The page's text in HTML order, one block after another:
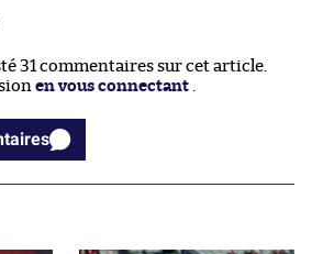
31 commentaires sur cet article.
en vous connectant